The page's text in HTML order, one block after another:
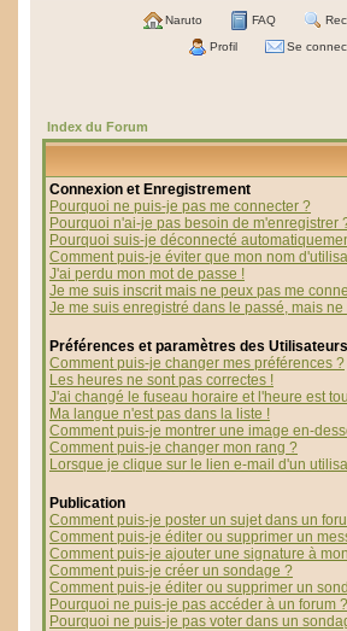
Naruto FAQ
Profil Se
Index du Forum
Connexion et Enregistrement
Pourquoi ne puis-je pas me connecter ?
Pourquoi n'ai-je pas besoin de m'enregistrer
Pourquoi suis-je déconnecté
Comment puis-je éviter que mon nom
J'ai perdu mon mot de passe !
Je me suis inscrit mais ne peux pas me
Je me suis enregistré dans le passé, mais
Préférences et paramètres des Utilisateurs
Comment puis-je changer mes préférences ?
Les heures ne sont pas correctes !
J'ai changé le fuseau horaire et l'heure est
Ma langue n'est pas dans la liste !
Comment puis-je montrer une image en-
Comment puis-je changer mon rang ?
Lorsque je clique sur le lien e-mail d'un
Publication
Comment puis-je poster un sujet dans un
Comment puis-je éditer ou supprimer un
Comment puis-je ajouter une signature à
Comment puis-je créer un sondage ?
Comment puis-je éditer ou supprimer un
Pourquoi ne puis-je pas accéder à un forum ?
Pourquoi ne puis-je pas voter dans un